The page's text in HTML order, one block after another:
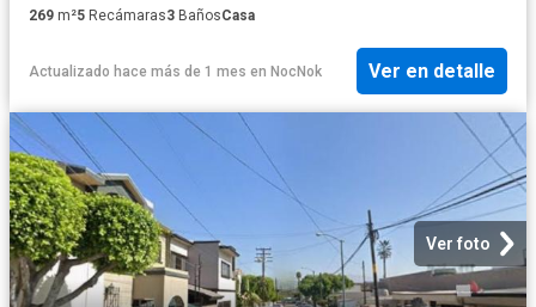
269 m²5 Recámaras3 BañosCasa
Actualizado hace más de 1 mes en NocNok Ver en detalle
Ver foto